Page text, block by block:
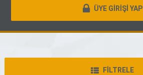
ÜYE GİRİŞİ YAP
FİLTRELE